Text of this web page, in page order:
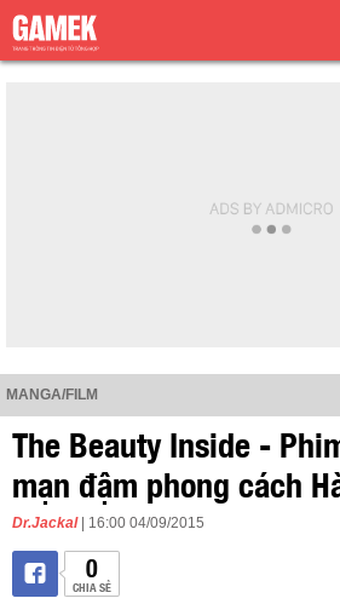
MANGA/FILM
The Beauty Inside -
mạn đậm phong cách
Dr.Jackal | 16:00 04/09/2015
0
CHIA SẺ